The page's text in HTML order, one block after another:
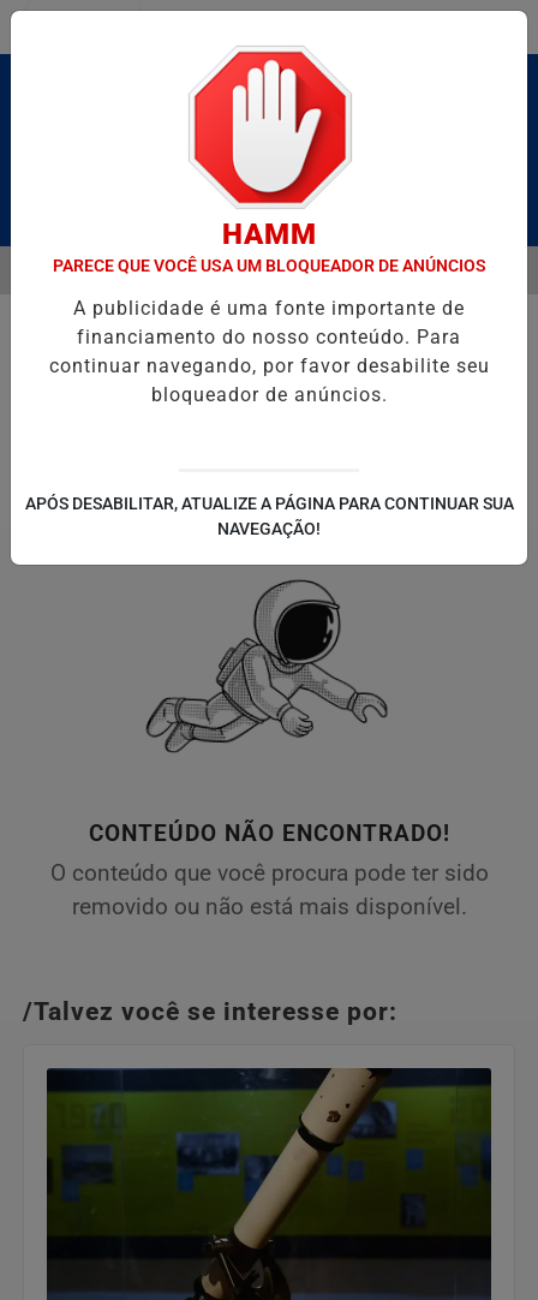
Pesquisar Notícia
HOMENAGEIA UZIEL BUENO NO TERRAÇO MINEIRO
EM ALTA
MENU
CONTEÚDO NÃO ENCONTRADO!
O conteúdo que você procura pode ter sido
removido ou não está mais disponível.
/Talvez você se interesse por:
HAMM
PARECE QUE VOCÊ USA UM BLOQUEADOR DE ANÚNCIOS
A publicidade é uma fonte importante de
financiamento do nosso conteúdo. Para
continuar navegando, por favor desabilite seu
bloqueador de anúncios.
APÓS DESABILITAR, ATUALIZE A PÁGINA PARA CONTINUAR SUA
NAVEGAÇÃO!